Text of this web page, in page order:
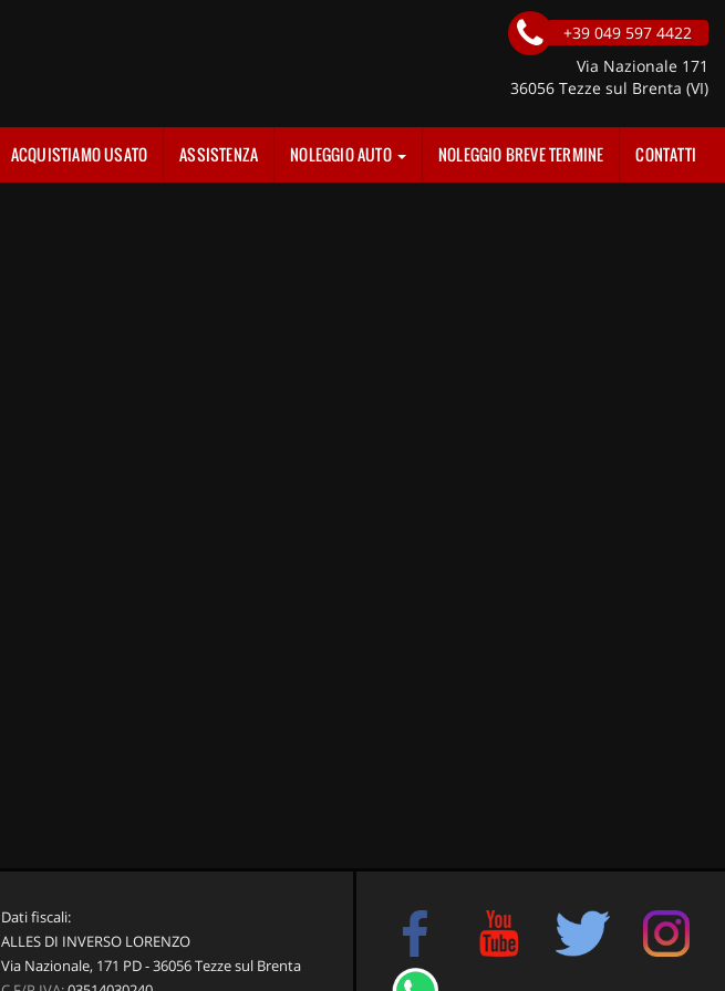
+39 049 597 4422
Via Nazionale 171
36056 Tezze sul Brenta (VI)
ACQUISTIAMO USATO ASSISTENZA NOLEGGIO AUTO NOLEGGIO BREVE TERMINE CONTATTI
Dati fiscali:
ALLES DI INVERSO LORENZO
Via Nazionale, 171 PD - 36056 Tezze sul Brenta